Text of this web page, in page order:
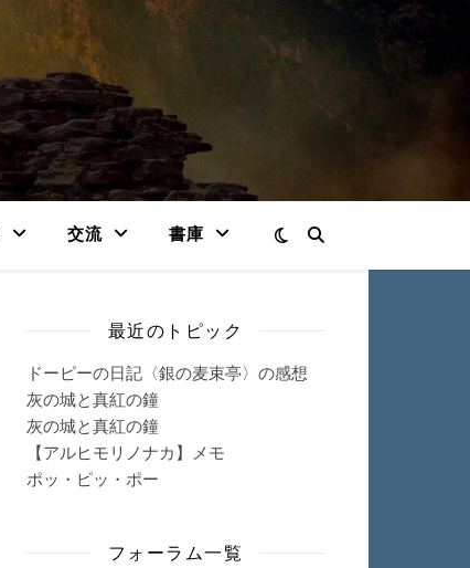
交流 書庫
最近のトピック
ドーピーの日記〈銀の麦束亭〉の感想
灰の城と真紅の鐘
灰の城と真紅の鐘
【アルヒモリノナカ】メモ
ポッ・ピッ・ポー
フォーラム一覧